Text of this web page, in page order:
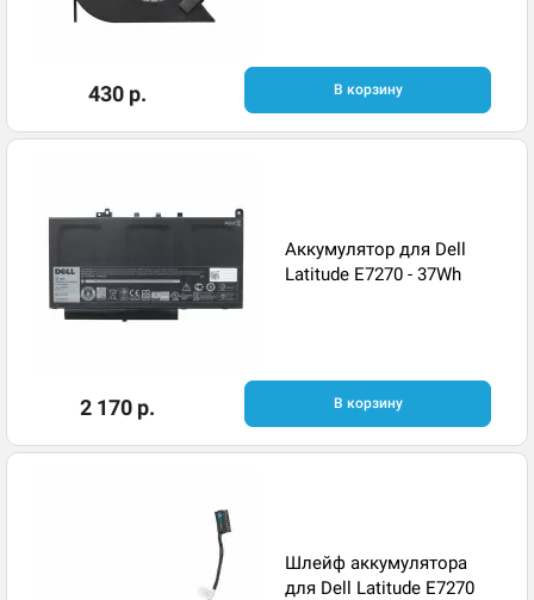
430 р. В корзину
Аккумулятор для Dell
Latitude E7270 - 37Wh
2 170 р. В корзину
Шлейф аккумулятора
для Dell Latitude E7270